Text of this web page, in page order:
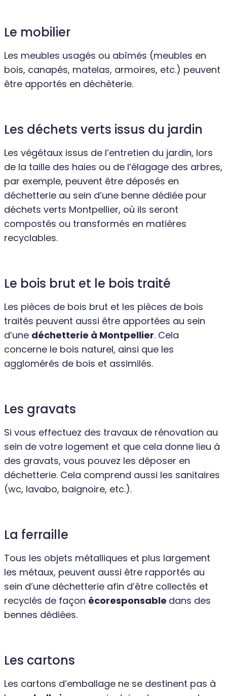
Le mobilier
Les meubles usagés ou abîmés (meubles en
bois, canapés, matelas, armoires, etc.) peuvent
être apportés en déchèterie.
Les déchets verts issus du jardin
Les végétaux issus de l’entretien du jardin, lors
de la taille des haies ou de l’élagage des arbres,
par exemple, peuvent être déposés en
déchetterie au sein d’une benne dédiée pour
déchets verts Montpellier, où ils seront
compostés ou transformés en matières
recyclables.
Le bois brut et le bois traité
Les pièces de bois brut et les pièces de bois
traités peuvent aussi être apportées au sein
d’une déchetterie à Montpellier. Cela
concerne le bois naturel, ainsi que les
agglomérés de bois et assimilés.
Les gravats
Si vous effectuez des travaux de rénovation au
sein de votre logement et que cela donne lieu à
des gravats, vous pouvez les déposer en
déchetterie. Cela comprend aussi les sanitaires
(wc, lavabo, baignoire, etc.).
La ferraille
Tous les objets métalliques et plus largement
les métaux, peuvent aussi être rapportés au
sein d’une déchetterie afin d’être collectés et
recyclés de façon écoresponsable dans des
bennes dédiées.
Les cartons
Les cartons d’emballage ne se destinent pas à